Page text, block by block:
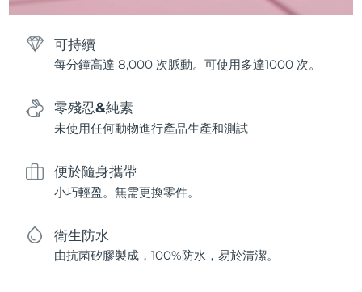
可持續
每分鐘高達 8,000 次脈動。可使用多達1000 次。
零殘忍&純素
未使用任何動物進行產品生產和測試
便於隨身攜帶
小巧輕盈。無需更換零件。
衛生防水
由抗菌矽膠製成，100%防水，易於清潔。